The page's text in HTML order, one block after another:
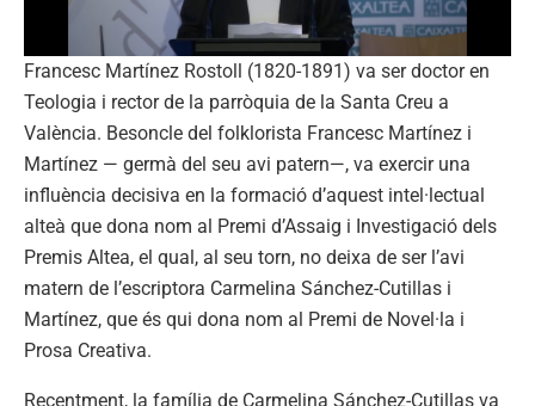
Francesc Martínez Rostoll (1820-1891) va ser doctor en
Teologia i rector de la parròquia de la Santa Creu a
València. Besoncle del folklorista Francesc Martínez i
Martínez — germà del seu avi patern—, va exercir una
influència decisiva en la formació d’aquest intel·lectual
alteà que dona nom al Premi d’Assaig i Investigació dels
Premis Altea, el qual, al seu torn, no deixa de ser l’avi
matern de l’escriptora Carmelina Sánchez-Cutillas i
Martínez, que és qui dona nom al Premi de Novel·la i
Prosa Creativa.
Recentment, la família de Carmelina Sánchez-Cutillas va